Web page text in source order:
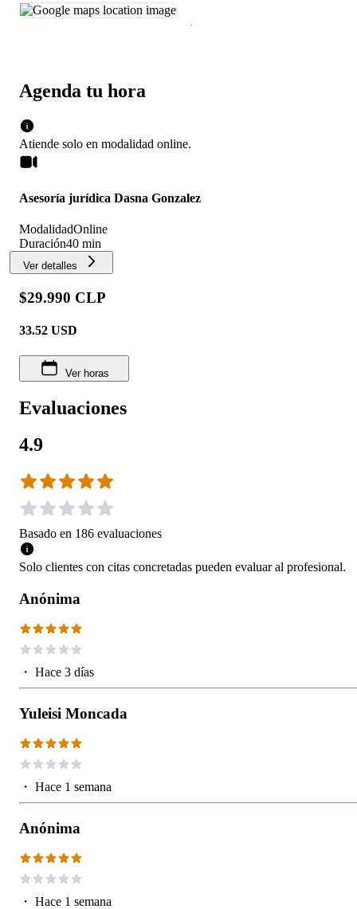
Agenda tu hora
Atiende solo en modalidad online.
Asesoría jurídica Dasna Gonzalez
ModalidadOnline
Duración40 min
Ver detalles
$29.990 CLP
33.52 USD
Ver horas
Evaluaciones
4.9
Basado en 186 evaluaciones
Solo clientes con citas concretadas pueden evaluar al profesional.
Anónima
・ Hace 3 días
Yuleisi Moncada
・ Hace 1 semana
Anónima
・ Hace 1 semana